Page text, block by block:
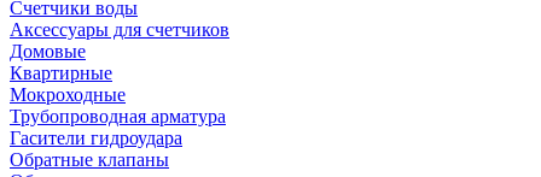
Счетчики воды
Аксессуары для счетчиков
Домовые
Квартирные
Мокроходные
Трубопроводная арматура
Гасители гидроудара
Обратные клапаны